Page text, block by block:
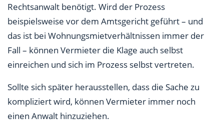
Rechtsanwalt benötigt. Wird der Prozess
beispielsweise vor dem Amtsgericht geführt – und
das ist bei Wohnungsmietverhältnissen immer der
Fall – können Vermieter die Klage auch selbst
einreichen und sich im Prozess selbst vertreten.
Sollte sich später herausstellen, dass die Sache zu
kompliziert wird, können Vermieter immer noch
einen Anwalt hinzuziehen.